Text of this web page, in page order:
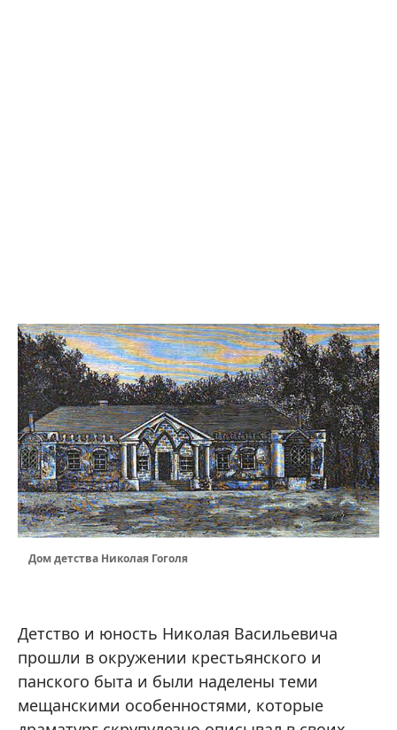
Дом детства Николая Гоголя
Детство и юность Николая Васильевича
прошли в окружении крестьянского и
панского быта и были наделены теми
мещанскими особенностями, которые